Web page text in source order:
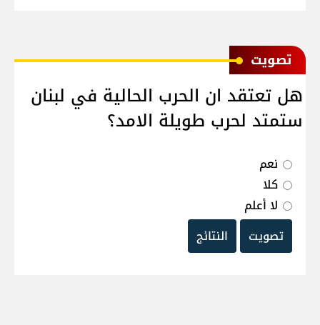
ﺗﺼﻮﻳﺖ
هل تعتقد ان الحرب الحالية في لبنان
ستمتد لحرب طويلة الامد؟
نعم
كلا
لا أعلم
تصويت
النتائج